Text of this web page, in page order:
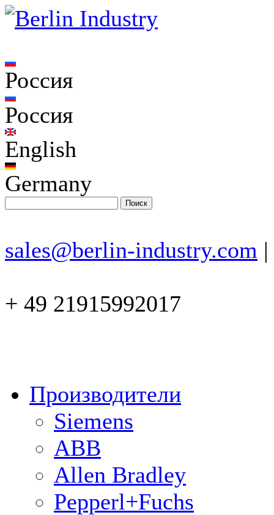
Россия
Россия
English
Germany
sales@berlin-industry.com |
+ 49 21915992017
Производители
Siemens
ABB
Allen Bradley
Pepperl+Fuchs